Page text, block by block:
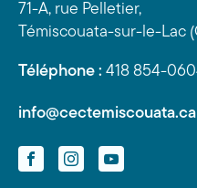
71-A, rue Pelletier,
Témiscouata-sur-le-Lac
Téléphone : 418 854-
info@cectemiscouata.ca
FacebookInstagramYouTube